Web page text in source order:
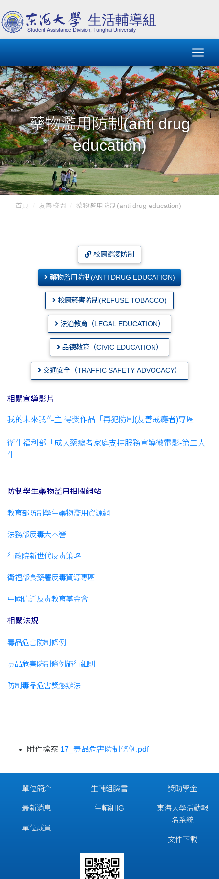
藥物濫用防制(anti drug
education)
首頁 友善校園 藥物濫用防制(anti drug education)
校園霸凌防制
藥物濫用防制(ANTI DRUG EDUCATION)
校園菸害防制(REFUSE TOBACCO)
法治教育（LEGAL EDUCATION）
品德教育（CIVIC EDUCATION）
交通安全（TRAFFIC SAFETY ADVOCACY）
相關宣導影片
我的未來我作主 得獎作品「再犯防制(友善戒癮者)專區
衛生福利部「成人藥癮者家庭支持服務宣導微電影-第二人
生」
防制學生藥物濫用相關網站
教育部防制學生藥物濫用資源網
法務部反毒大本營
行政院新世代反毒策略
衛福部食藥署反毒資源專區
中國信託反毒教育基金會
相關法規
毒品危害防制條例
毒品危害防制條例施行細則
防制毒品危害獎懲辦法
附件檔案 17_毒品危害防制條例.pdf
單位簡介
最新消息
單位成員
生輔組臉書
生輔組IG
獎助學金
東海大學活動報
名系統
文件下載